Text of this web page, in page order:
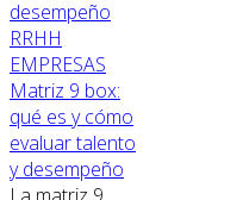
RRHH
EMPRESAS
Matriz 9 box:
qué es y cómo
evaluar talento
y desempeño
La matriz 9